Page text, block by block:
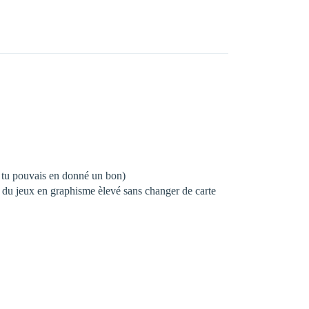
pouvais en donné un bon)
jeux en graphisme èlevé sans changer de carte